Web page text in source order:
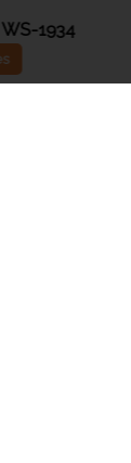
1934